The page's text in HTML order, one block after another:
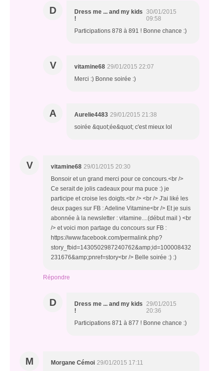
D
Dress me ... and my kids
!
30/01/2015
09:58
Participations 878 à 891 ! Bonne chance :)
V vitamine68 29/01/2015 22:07
Merci :) Bonne soirée :)
A Aurelie4483 29/01/2015 21:38
soirée &quot;ée&quot; c'est mieux lol
V vitamine68 29/01/2015 20:30
Bonsoir et un grand merci pour ce concours.<br />
Ce serait de jolis cadeaux pour ma puce :) je
participe et croise les doigts.<br /> <br /> J'ai liké les
deux pages sur FB : Adeline Vitamine<br /> Et je suis
abonnée à la newsletter : vitamine....(début mail ) <br
/> et voici mon partage du concours sur FB :
https://www.facebook.com/permalink.php?
story_fbid=1430502987240762&amp;id=100008432
231676&amp;pnref=story<br /> Belle soirée :) :)
Répondre
D
Dress me ... and my kids
!
29/01/2015
20:36
Participations 871 à 877 ! Bonne chance :)
M Morgane Cémoi 29/01/2015 17:11